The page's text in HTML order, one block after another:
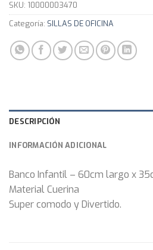
SKU: 10000003470
Categoría: SILLAS DE OFICINA
DESCRIPCIÓN
INFORMACIÓN ADICIONAL
Banco Infantil – 60cm largo x
Material Cuerina
Super comodo y Divertido.